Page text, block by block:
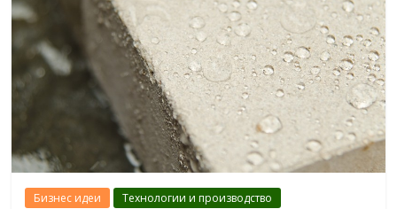
Бизнес идеи Технологии и производство